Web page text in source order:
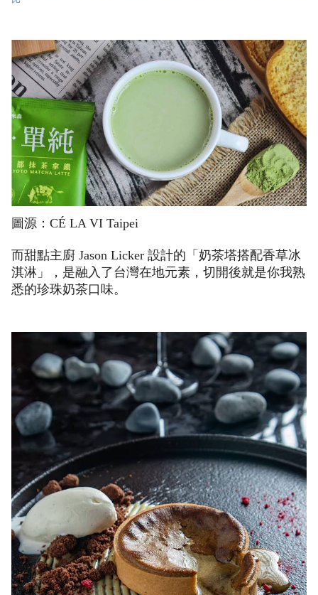
圖源：CÉ LA VI Taipei
而甜點主廚 Jason Licker 設計的「奶茶塔搭配香草冰
淇淋」，是融入了台灣在地元素，切開後就是你我熟
悉的珍珠奶茶口味。